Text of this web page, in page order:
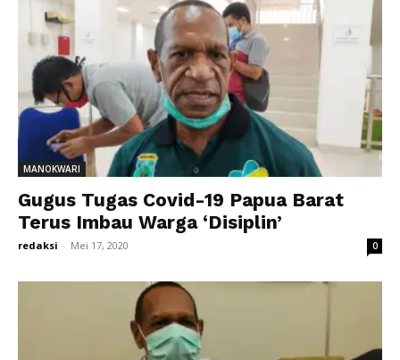
MANOKWARI
Gugus Tugas Covid-19 Papua Barat
Terus Imbau Warga ‘Disiplin’
redaksi - Mei 17, 2020 0